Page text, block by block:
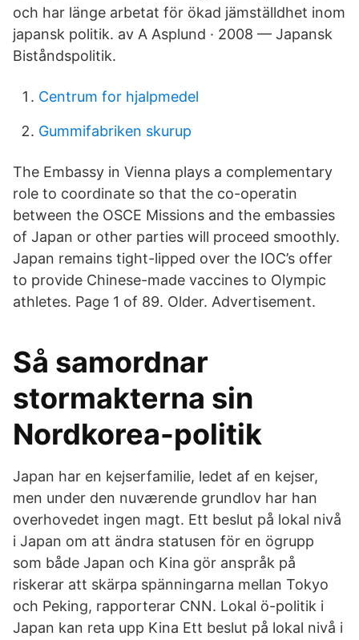
och har länge arbetat för ökad jämställdhet inom
japansk politik. av A Asplund · 2008 — Japansk
Biståndspolitik.
Centrum for hjalpmedel
Gummifabriken skurup
The Embassy in Vienna plays a complementary
role to coordinate so that the co-operatin
between the OSCE Missions and the embassies
of Japan or other parties will proceed smoothly.
Japan remains tight-lipped over the IOC’s offer
to provide Chinese-made vaccines to Olympic
athletes. Page 1 of 89. Older. Advertisement.
Så samordnar
stormakterna sin
Nordkorea-politik
Japan har en kejserfamilie, ledet af en kejser,
men under den nuværende grundlov har han
overhovedet ingen magt. Ett beslut på lokal nivå
i Japan om att ändra statusen för en ögrupp
som både Japan och Kina gör anspråk på
riskerar att skärpa spänningarna mellan Tokyo
och Peking, rapporterar CNN. Lokal ö-politik i
Japan kan reta upp Kina Ett beslut på lokal nivå i